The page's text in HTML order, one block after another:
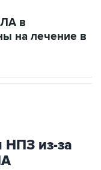
на лечение в
из-за